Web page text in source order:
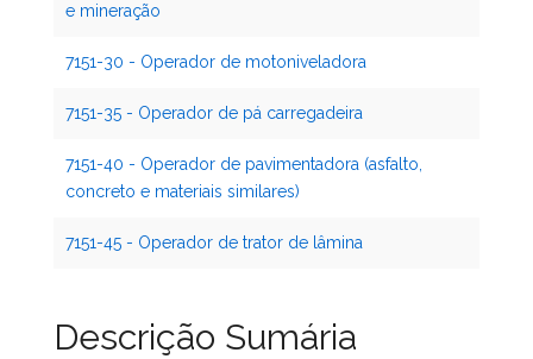
e mineração
7151-30 - Operador de motoniveladora
7151-35 - Operador de pá carregadeira
7151-40 - Operador de pavimentadora (asfalto,
concreto e materiais similares)
7151-45 - Operador de trator de lâmina
Descrição Sumária